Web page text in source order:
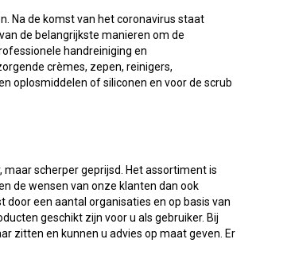
Na de komst van het coronavirus staat
de belangrijkste manieren om de
handreiniging en
crèmes, zepen, reinigers,
oplosmiddelen of siliconen en voor de scrub
scherper geprijsd. Het assortiment is
de wensen van onze klanten dan ook
een aantal organisaties en op basis van
geschikt zijn voor u als gebruiker. Bij
zitten en kunnen u advies op maat geven. Er